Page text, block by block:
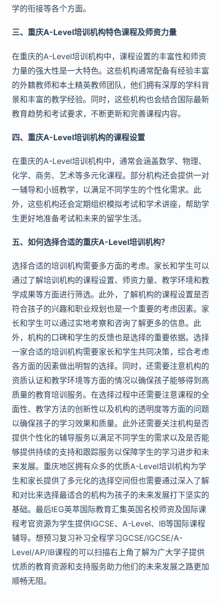
学的衔接等各个方面。
三、重庆A-Level培训机构特色课程及师资力量
在重庆的A-Level培训机构中，课程设置的丰富性和师资
力量的强大性是一大特色。这些机构通常配备有经验丰富
的外籍教师和本土精英教师团队，他们拥有深厚的学科背
景和丰富的教学经验。同时，这些机构也会结合国际最新
教育趋势和考试要求，不断更新和完善课程内容。
四、重庆A-Level培训机构的课程设置
在重庆的A-Level培训机构中，通常会涵盖数学、物理、
化学、商务、艺术等多元化课程。部分机构还会提供一对
一辅导和小班教学，以满足不同学生的个性化需求。此
外，这些机构还会定期组织模拟考试和学术讲座，帮助学
生更好地准备考试和未来的留学生活。
五、如何选择合适的重庆A-Level培训机构？
选择合适的培训机构需要多方面的考虑。家长和学生可以
通过了解培训机构的课程设置、师资力量、教学环境和教
学成果等方面进行筛选。此外，了解机构的课程设置是否
符合孩子的兴趣和职业规划也是一个重要的考虑因素。家
长和学生可以通过实地考察和咨询了解更多的信息。此
外，机构的口碑和学生的反馈也是选择的重要依据。选择
一家合适的培训机构需要家长和学生共同决策，综合考虑
各方面的因素做出明智的选择。同时，还需要注意机构的
资质认证和教学环境等方面的情况以确保孩子能够得到高
质量的教育培训服务。在选择过程中还需要注意课程的全
面性、教学方法的创新性以及机构的透明度等方面的问题
以确保孩子的学习效果和质量。此外还需要关注机构是否
提供个性化的辅导服务以满足不同学生的需求以及是否能
够提供持续的支持和跟踪服务以保障学生的学习进步和未
来发展。重庆地区拥有众多的优质A-Level培训机构为学
生和家长提供了多元化的选择空间但也需要通过深入了解
和对比来选择最适合的机构为孩子的未来发展打下坚实的
基础。最后IEG英萃国际教育汇集英国名校师资及国际课
程考官资源为学生提供IGCSE、A-Level、IB等国际课程
辅导。想预习复习补习全程学习GCSE/IGCSE/A-
Level/AP/IB课程的可以扫描右上角了解为广大学子提供
优质的教育资源和支持服务助力他们的未来发展之路更加
顺畅无阻。